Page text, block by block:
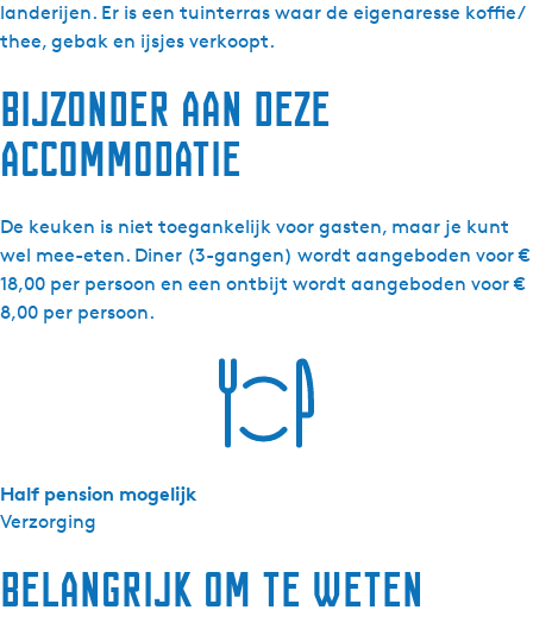
landerijen. Er is een tuinterras waar de eigenaresse koffie/
thee, gebak en ijsjes verkoopt.
Bijzonder aan deze
accommodatie
De keuken is niet toegankelijk voor gasten, maar je kunt
wel mee-eten. Diner (3-gangen) wordt aangeboden voor €
18,00 per persoon en een ontbijt wordt aangeboden voor €
8,00 per persoon.
Verzorging
Half pension mogelijk
Belangrijk om te weten